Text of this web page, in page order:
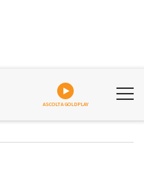
ASCOLTA GOLDPLAY